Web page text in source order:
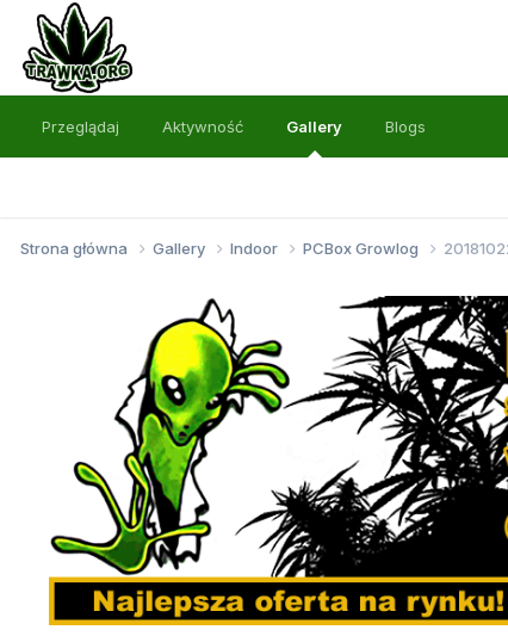
Przeglądaj Aktywność Gallery Blogs
Strona główna Gallery Indoor PCBox Growlog